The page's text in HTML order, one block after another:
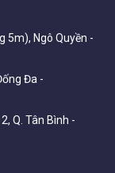
1,850,000
5m), Ngô Quyền -
Đa -
Q. Tân Bình -